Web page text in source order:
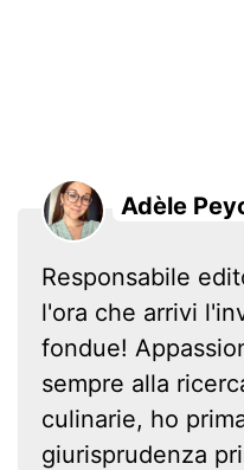
Adèle
Responsabile
l'ora che arrivi
fondue!
sempre alla
culinarie, ho
giurisprudenza